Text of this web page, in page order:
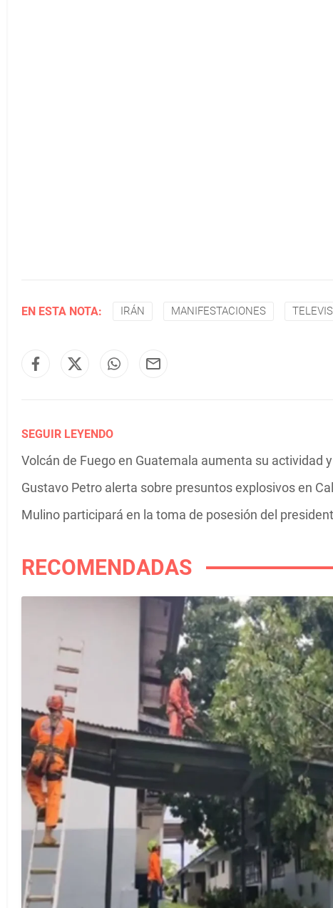
EN ESTA NOTA: IRÁN MANIFESTACIONES
SEGUIR LEYENDO
Volcán de Fuego en Guatemala aumenta su actividad
Gustavo Petro alerta sobre presuntos explosivos en
Mulino participará en la toma de posesión del
RECOMENDADAS